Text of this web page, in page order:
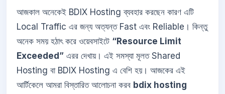
আজকাল অনেকেই BDIX Hosting ব্যবহার করছেন কারণ এটি
Local Traffic এর জন্য অত্যন্ত Fast এবং Reliable। কিন্তু
অনেক সময় হঠাৎ করে ওয়েবসাইটে “Resource Limit
Exceeded” এরর দেখায়। এই সমস্যা মূলত Shared
Hosting বা BDIX Hosting এ বেশি হয়। আজকের এই
আর্টিকেলে আমরা বিস্তারিত আলোচনা করব bdix hosting